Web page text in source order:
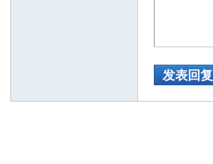
发表回复